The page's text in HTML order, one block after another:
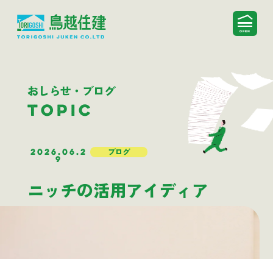
おしらせ・ブログ
TOPIC
2026.06.2
9
ブログ
ニッチの活用アイディア